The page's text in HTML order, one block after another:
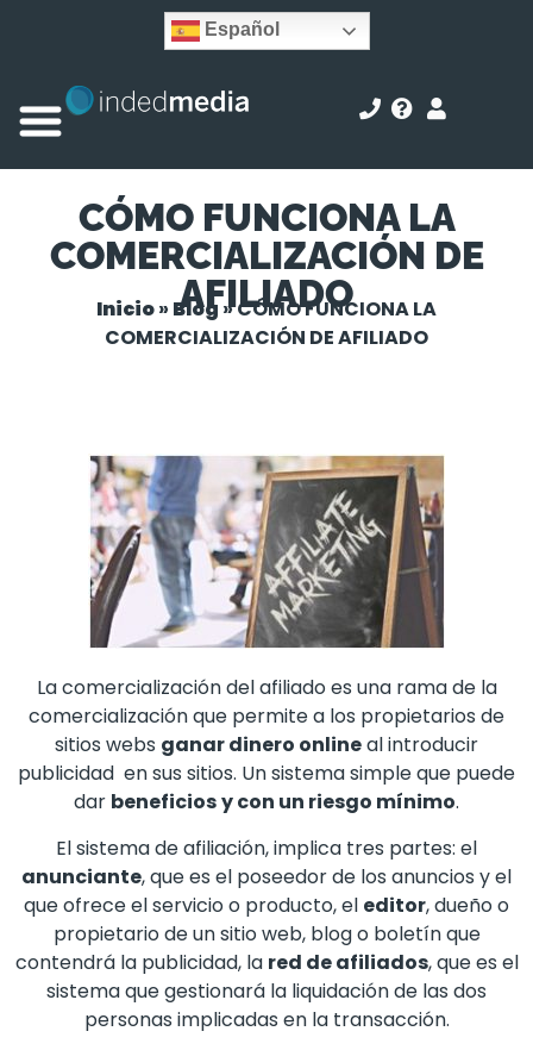
Español
CÓMO FUNCIONA LA
COMERCIALIZACIÓN DE
AFILIADO
Inicio» Blog »CÓMO FUNCIONA LA
COMERCIALIZACIÓN DE AFILIADO
La comercialización del afiliado es una rama de la
comercialización que permite a los propietarios de
sitios webs ganar dinero onlineal introducir
publicidad en sus sitios. Un sistema simple que puede
dar beneficiosy con un riesgo mínimo.
El sistema de afiliación, implica tres partes: el
anunciante, que es el poseedor de los anuncios y el
que ofrece el servicio o producto, el editor, dueño o
propietario de un sitio web, blog o boletín que
contendrá la publicidad, la red de afiliados, que es el
sistema que gestionará la liquidación de las dos
personas implicadas en la transacción.